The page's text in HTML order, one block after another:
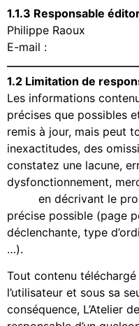
1.1.3 Responsable
Philippe Raoux
E-mail :
1.2 Limitation de
Les informations
précises que possibles
remis à jour, mais peut
inexactitudes, des
constatez une lacune,
dysfonctionnement,
en décrivant le
précise possible (page
déclenchante, type
…).
Tout contenu
l’utilisateur et sous sa
conséquence, L’Atelier